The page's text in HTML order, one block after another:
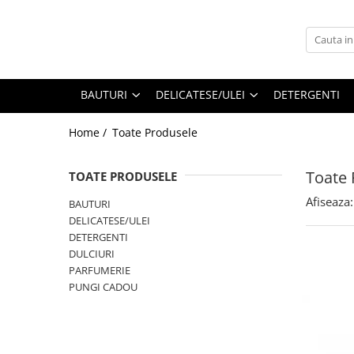
PARFUMURI
BAUTURI DELICATESE/ULEI DETERGENTI
Home / Toate Produsele
Toate
TOATE PRODUSELE
BAUTURI
DELICATESE/ULEI
DETERGENTI
DULCIURI
PARFUMERIE
PUNGI CADOU
Afiseaza: